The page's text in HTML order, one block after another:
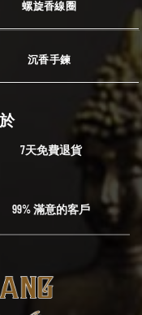
螺旋香線圈
沉香手鍊
7天免費退貨
99% 滿意的客戶